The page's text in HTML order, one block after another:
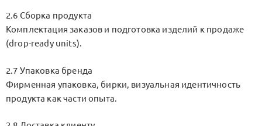
2.6 Сборка продукта
Комплектация заказов и подготовка изделий к продаже
(drop-ready units).
2.7 Упаковка бренда
Фирменная упаковка, бирки, визуальная идентичность
продукта как части опыта.